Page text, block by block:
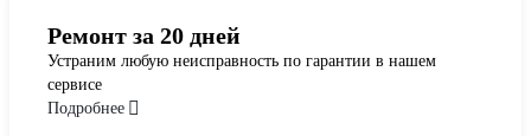
Ремонт за 20 дней
Устраним любую неисправность по гарантии в нашем
сервисе
Подробнее